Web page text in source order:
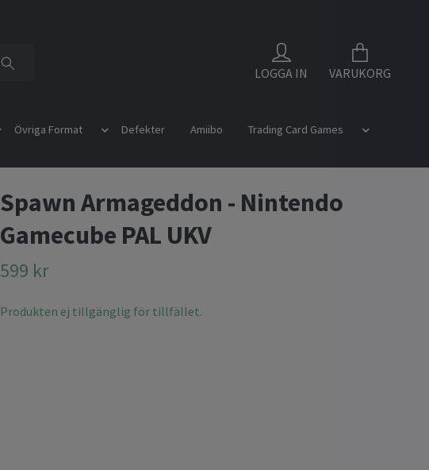
LOGGA IN VARUKORG
Övriga Format Defekter Amiibo
Trading Card Games
Spawn Armageddon - Nintendo
Gamecube PAL UKV
599 kr
Produkten ej tillgänglig för tillfället.